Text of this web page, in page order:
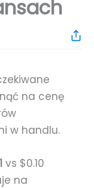
na cenę
w handlu.
vs $0.10
na